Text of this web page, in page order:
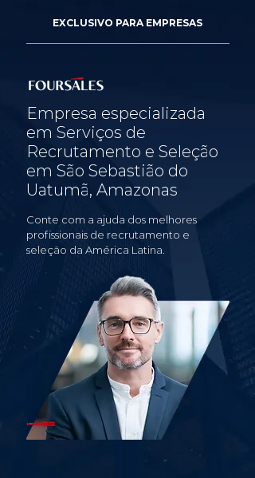
EXCLUSIVO PARA EMPRESAS
Empresa especializada
em Serviços de
Recrutamento e Seleção
em São Sebastião do
Uatumã, Amazonas
Conte com a ajuda dos melhores
profissionais de recrutamento e
seleção da América Latina.